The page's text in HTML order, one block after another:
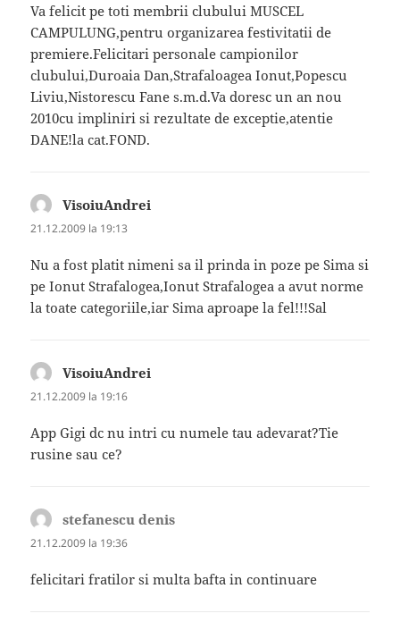
Va felicit pe toti membrii clubului MUSCEL
CAMPULUNG,pentru organizarea festivitatii de
premiere.Felicitari personale campionilor
clubului,Duroaia Dan,Strafaloagea Ionut,Popescu
Liviu,Nistorescu Fane s.m.d.Va doresc un an nou
2010cu impliniri si rezultate de exceptie,atentie
DANE!la cat.FOND.
VisoiuAndrei
21.12.2009 la 19:13
Nu a fost platit nimeni sa il prinda in poze pe Sima si
pe Ionut Strafalogea,Ionut Strafalogea a avut norme
la toate categoriile,iar Sima aproape la fel!!!Sal
VisoiuAndrei
21.12.2009 la 19:16
App Gigi dc nu intri cu numele tau adevarat?Tie
rusine sau ce?
stefanescu denis
21.12.2009 la 19:36
felicitari fratilor si multa bafta in continuare